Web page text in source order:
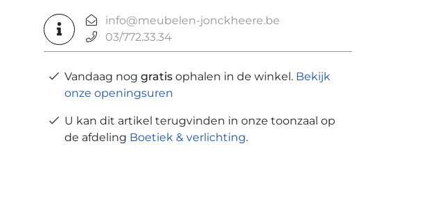
info@meubelen-jonckheere.be
03/772.33.34
Vandaag nog gratis ophalen in de winkel. Bekijk
onze openingsuren
U kan dit artikel terugvinden in onze toonzaal op
de afdeling Boetiek & verlichting.